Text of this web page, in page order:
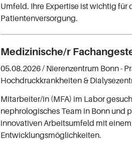
Umfeld. Ihre Expertise ist wichtig für
Patientenversorgung.
Medizinische/r
05.08.2026 / Nierenzentrum Bonn -
Hochdruckkrankheiten &
Mitarbeiter/in (MFA) im Labor
nephrologisches Team in Bonn und
innovativen Arbeitsumfeld mit
Entwicklungsmöglichkeiten.